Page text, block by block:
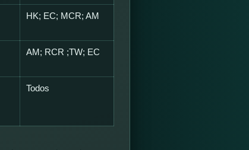
HK; EC; MCR; AM
AM; RCR ;TW; EC
Todos